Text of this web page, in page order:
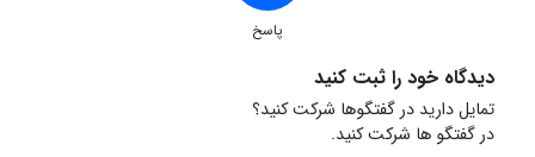
پاسخ
دیدگاه خود را ثبت کنید
تمایل دارید در گفتگوها شرکت کنید؟
در گفتگو ها شرکت کنید.